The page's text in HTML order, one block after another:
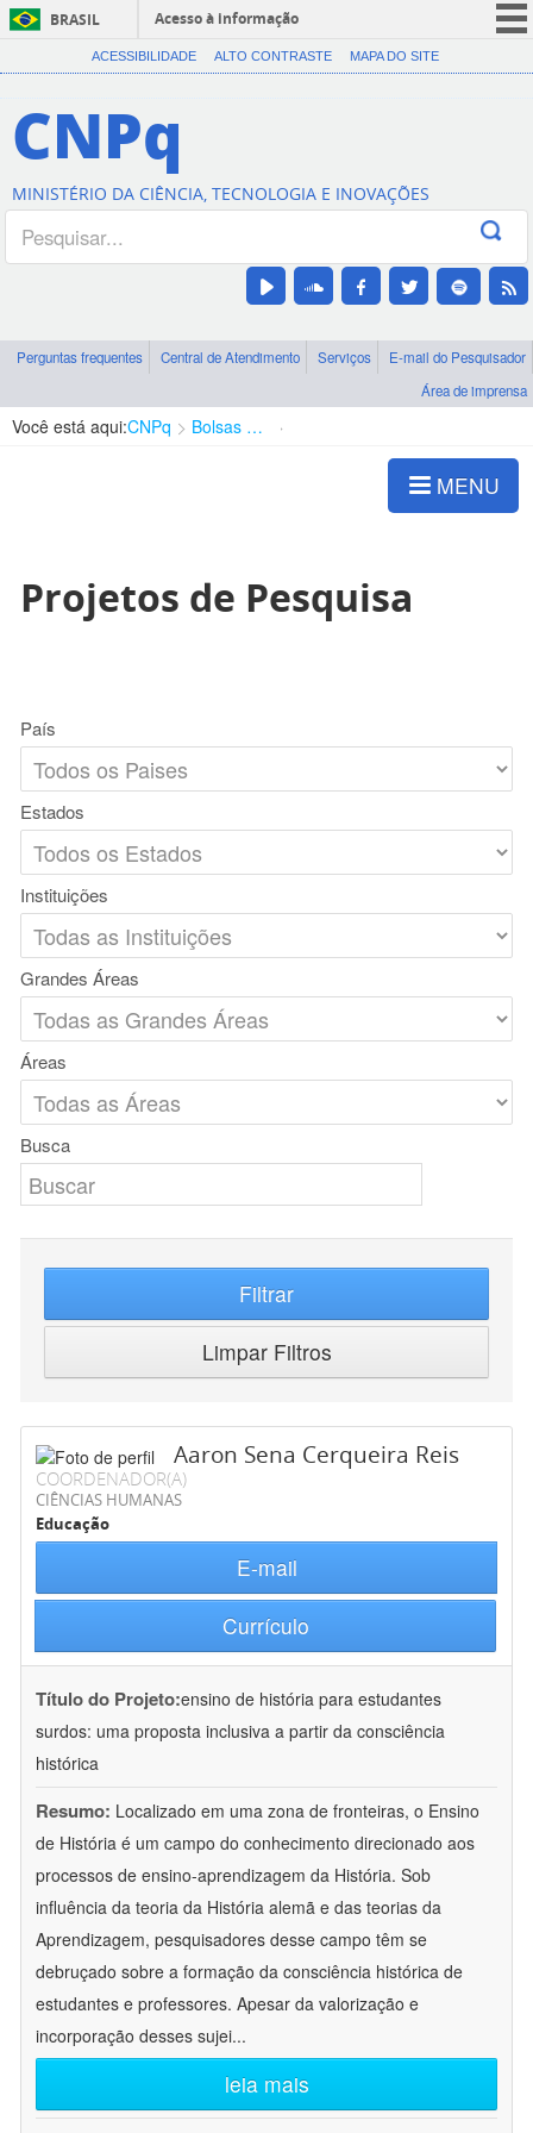
BRASIL
Acesso à informação
CORONAVÍRUS (COVID-19)
Canais
ACESSIBILIDADE ALTO CONTRASTE MAPA DO SITE
CNPq
MINISTÉRIO DA CIÊNCIA, TECNOLOGIA E INOVAÇÕES
Perguntas frequentes Central de Atendimento Serviços
E-mail do Pesquisador
Área de imprensa
Você está aqui:CNPq Bolsas e Auxílios Vigentes
MENU
Projetos de Pesquisa
País
Estados
Instituições
Grandes Áreas
Áreas
Busca
Filtrar
Limpar Filtros
Aaron Sena Cerqueira Reis
COORDENADOR(A)
CIÊNCIAS HUMANAS
Educação
E-mail
Currículo
Título do Projeto:ensino de história para estudantes
surdos: uma proposta inclusiva a partir da consciência
histórica
Resumo: Localizado em uma zona de fronteiras, o Ensino
de História é um campo do conhecimento direcionado aos
processos de ensino-aprendizagem da História. Sob
influência da teoria da História alemã e das teorias da
Aprendizagem, pesquisadores desse campo têm se
debruçado sobre a formação da consciência histórica de
estudantes e professores. Apesar da valorização e
incorporação desses sujei...
leia mais